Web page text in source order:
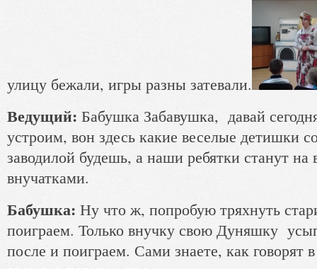
улицу бежали, игры разны затевали.
Ведущий: Бабушка Забавушка, давай
устроим, вон здесь какие веселые детишки
заводилой будешь, а наши ребятки станут на
внучатками.
Бабушка: Ну что ж, попробую тряхнуть
поиграем. Только внучку свою Дуняшку
после и поиграем. Сами знаете, как говорят